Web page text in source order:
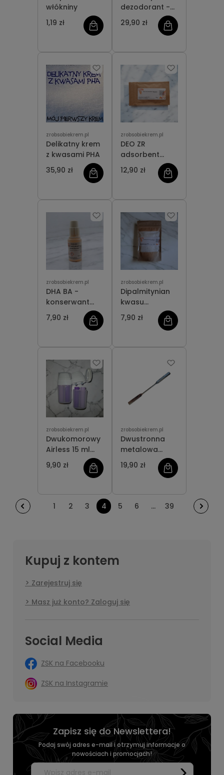
włókniny
1,19 zł
dezodorant -
krem 2 x 50 g
29,90 zł
zrobsobiekrem.pl
Delikatny krem
z kwasami PHA
35,90 zł
zrobsobiekrem.pl
DEO ZR
adsorbent
zapachów
12,90 zł
zrobsobiekrem.pl
DHA BA -
konserwant
akceptowany
przez Eco-cert
7,90 zł
zrobsobiekrem.pl
Dipalmitynian
kwasu
kojowego
7,90 zł
zrobsobiekrem.pl
Dwukomorowy
Airless 15 ml
(2x7,5ml)
9,90 zł
zrobsobiekrem.pl
Dwustronna
metalowa
szpatułka
19,90 zł
1 2 3 4 5 6 ... 39
Kupuj z kontem
Zarejestruj się
Masz już konto? Zaloguj się
Social Media
ZSK na Facebooku
ZSK na Instagramie
Zapisz się do Newslettera!
Podaj swój adres e-mail i otrzymuj informacje o
nowościach i promocjach!